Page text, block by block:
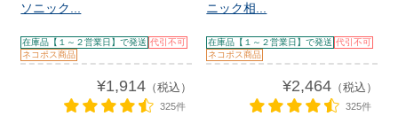
ソニック...
在庫品【１～２営業日】で発送 代引不可
ネコポス商品
¥1,914（税込）
325件
ニック相...
在庫品【１～２営業日】で発送 代引不可
ネコポス商品
¥2,464（税込）
325件